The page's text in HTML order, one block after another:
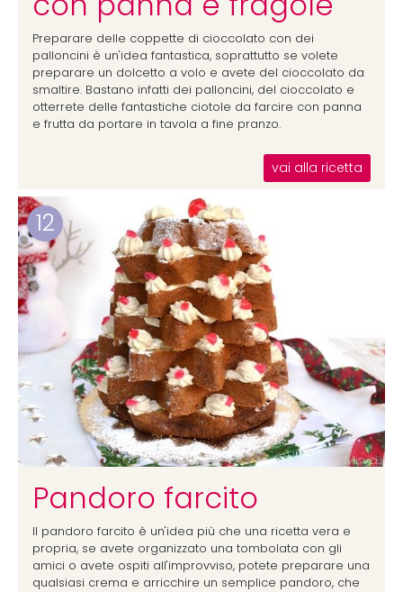
Preparare delle coppette di cioccolato con dei
palloncini è un'idea fantastica, soprattutto se volete
preparare un dolcetto a volo e avete del cioccolato da
smaltire. Bastano infatti dei palloncini, del cioccolato e
otterrete delle fantastiche ciotole da farcire con panna
e frutta da portare in tavola a fine pranzo.
vai alla ricetta
12
Pandoro farcito
Il pandoro farcito è un'idea più che una ricetta vera e
propria, se avete organizzato una tombolata con gli
amici o avete ospiti all'improvviso, potete preparare una
qualsiasi crema e arricchire un semplice pandoro, che